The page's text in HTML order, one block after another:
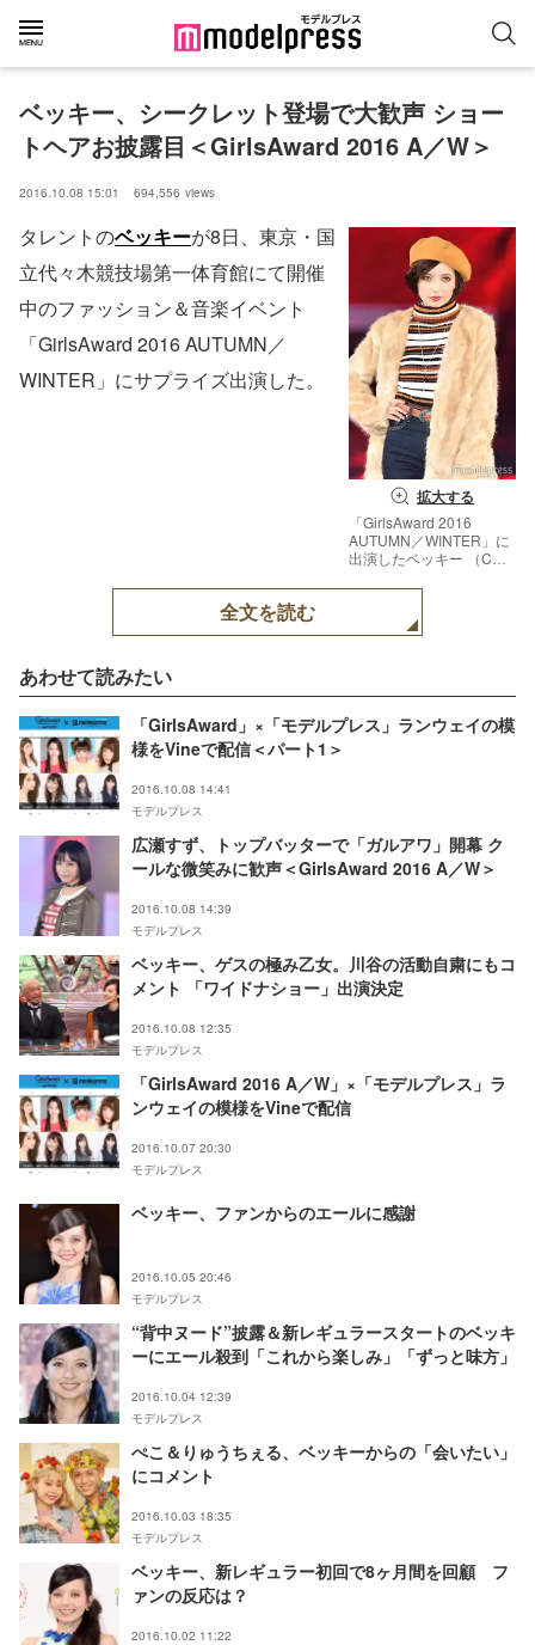
ベッキー、シークレット登場で大歓声 ショー
トヘアお披露目＜GirlsAward 2016 A／W＞
2016.10.08 15:01 694,556 views
拡大する
「GirlsAward 2016
AUTUMN／WINTER」に
出演したベッキー （C）
タレントのベッキーが8日、東京・国
立代々木競技場第一体育館にて開催
中のファッション＆音楽イベント
「GirlsAward 2016 AUTUMN／
WINTER」にサプライズ出演した。
全文を読む
あわせて読みたい
「GirlsAward」×「モデルプレス」ランウェイの模
様をVineで配信＜パート1＞
2016.10.08 14:41
モデルプレス
広瀬すず、トップバッターで「ガルアワ」開幕 ク
ールな微笑みに歓声＜GirlsAward 2016 A／W＞
2016.10.08 14:39
モデルプレス
ベッキー、ゲスの極み乙女。川谷の活動自粛にもコ
メント 「ワイドナショー」出演決定
2016.10.08 12:35
モデルプレス
「GirlsAward 2016 A／W」×「モデルプレス」ラ
ンウェイの模様をVineで配信
2016.10.07 20:30
モデルプレス
ベッキー、ファンからのエールに感謝
2016.10.05 20:46
モデルプレス
“背中ヌード”披露＆新レギュラースタートのベッキ
ーにエール殺到「これから楽しみ」「ずっと味方」
2016.10.04 12:39
モデルプレス
ぺこ＆りゅうちぇる、ベッキーからの「会いたい」
にコメント
2016.10.03 18:35
モデルプレス
ベッキー、新レギュラー初回で8ヶ月間を回顧 フ
ァンの反応は？
2016.10.02 11:22